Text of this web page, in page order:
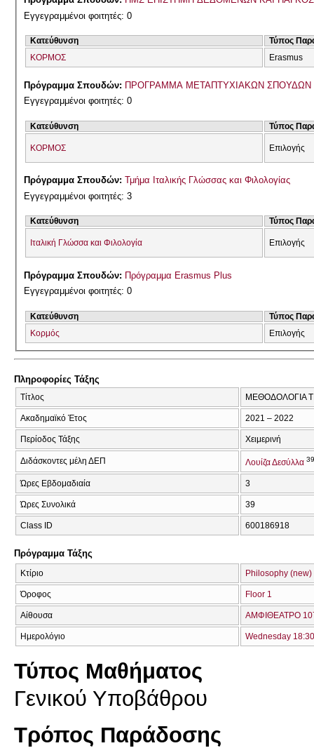
Εγγεγραμμένοι φοιτητές: 0
Κατεύθυνση
Τύπος
ΚΟΡΜΟΣ
Erasmus
Πρόγραμμα Σπουδών: ΠΡΟΓΡΑΜΜΑ ΜΕΤΑΠΤΥΧΙΑΚΩΝ ΣΠΟΥΔΩΝ
Εγγεγραμμένοι φοιτητές: 0
Κατεύθυνση Τύπος
ΚΟΡΜΟΣ Επιλογής
Πρόγραμμα Σπουδών:Τμήμα Ιταλικής Γλώσσας και Φιλολογίας
Εγγεγραμμένοι φοιτητές: 3
Κατεύθυνση Τύπος
Ιταλική Γλώσσα και Φιλολογία Επιλογής
Πρόγραμμα Σπουδών: Πρόγραμμα Erasmus Plus
Εγγεγραμμένοι φοιτητές: 0
Κατεύθυνση
Τύπος
Κορμός
Επιλογής
Πληροφορίες Τάξης
Τίτλος ΜΕΘΟΔΟΛΟΓΙΑ
Ακαδημαϊκό Έτος 2021 – 2022
Περίοδος Τάξης Χειμερινή
Διδάσκοντες μέλη ΔΕΠ Λουίζα Δεσύλλα
Ώρες Εβδομαδιαία 3
Ώρες Συνολικά 39
Class ID 600186918
Πρόγραμμα Τάξης
Κτίριο Philosophy (new)
Όροφος Floor 1
Αίθουσα ΑΜΦΙΘΕΑΤΡΟ
Ημερολόγιο Wednesday
Τύπος Μαθήματος
Γενικού Υποβάθρου
Τρόπος Παράδοσης